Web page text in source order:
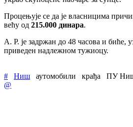
Процењује се да је власницима
већу од 215.000 динара.
А. Р. је задржан до 48 часова и биће,
приведен надлежном тужиоцу.
# Ниш аутомобили крађа
ПУ
@